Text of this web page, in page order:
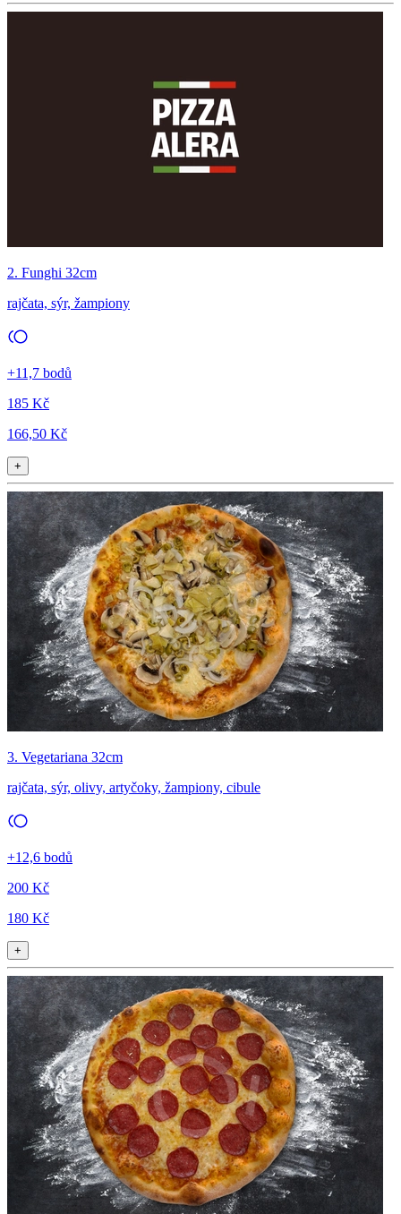
2. Funghi 32cm
rajčata, sýr, žampiony
+11,7 bodů
185 Kč
166,50 Kč
+
3. Vegetariana 32cm
rajčata, sýr, olivy, artyčoky, žampiony, cibule
+12,6 bodů
200 Kč
180 Kč
+